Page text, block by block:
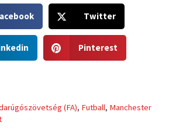
h
i
Twitter
h
n
Pinterest
(FA), Futball, Manchester